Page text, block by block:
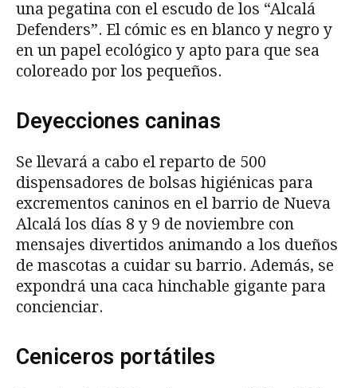
una pegatina con el escudo de los “Alcalá
Defenders”. El cómic es en blanco y negro y
en un papel ecológico y apto para que sea
coloreado por los pequeños.
Deyecciones caninas
Se llevará a cabo el reparto de 500
dispensadores de bolsas higiénicas para
excrementos caninos en el barrio de Nueva
Alcalá los días 8 y 9 de noviembre con
mensajes divertidos animando a los dueños
de mascotas a cuidar su barrio. Además, se
expondrá una caca hinchable gigante para
concienciar.
Ceniceros portátiles